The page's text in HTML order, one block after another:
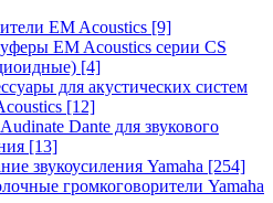
EM Acoustics [9]
EM Acoustics серии CS
[4]
для акустических систем
[12]
Dante для звукового
[13]
звукоусиления Yamaha [254]
громкоговорители Yamaha